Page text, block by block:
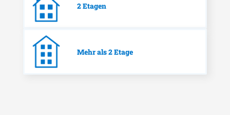
2 Etagen
Mehr als 2 Etage